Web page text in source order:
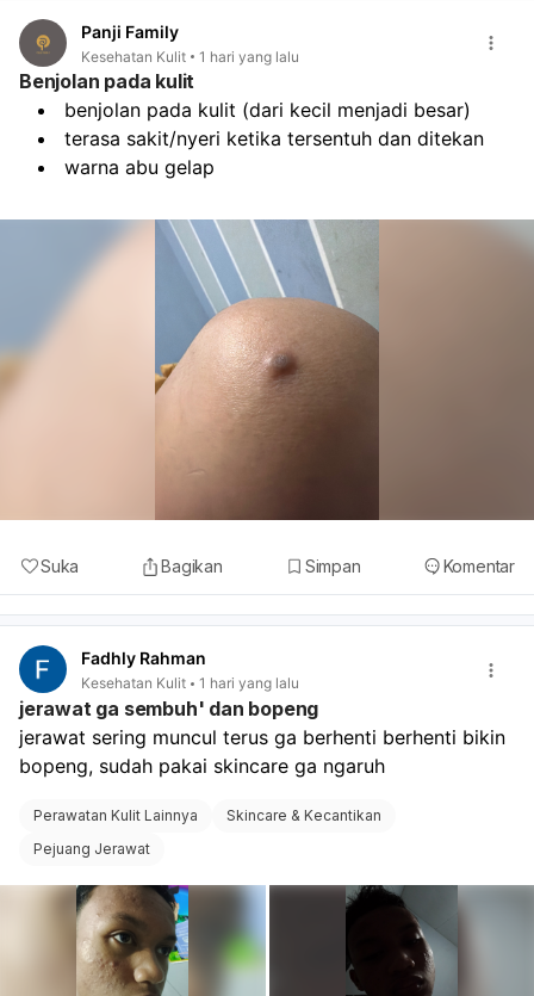
Panji Family
Kesehatan Kulit 1 hari yang lalu
Benjolan pada kulit
benjolan pada kulit (dari kecil menjadi besar)
terasa sakit/nyeri ketika tersentuh dan ditekan
warna abu gelap
Suka Bagikan Simpan Komentar
Fadhly Rahman
Kesehatan Kulit 1 hari yang lalu
jerawat ga sembuh' dan bopeng
jerawat sering muncul terus ga berhenti berhenti bikin
bopeng, sudah pakai skincare ga ngaruh
Perawatan Kulit Lainnya
Skincare & Kecantikan
Pejuang Jerawat